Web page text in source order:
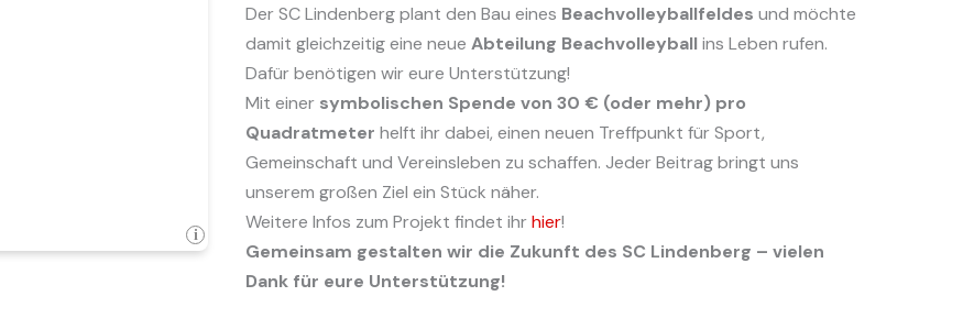
Der SC Lindenberg plant den Bau eines Beachvolleyballfeldes und möchte
damit gleichzeitig eine neue Abteilung Beachvolleyballins Leben rufen.
Dafür benötigen wir eure Unterstützung!
Mit einer symbolischen Spende von 30 € (oder mehr) pro
Quadratmeter helft ihr dabei, einen neuen Treffpunkt für Sport,
Gemeinschaft und Vereinsleben zu schaffen. Jeder Beitrag bringt uns
unserem großen Ziel ein Stück näher.
Weitere Infos zum Projekt findet ihrhier!
Gemeinsam gestalten wir die Zukunft des SC Lindenberg – vielen
Dank für eure Unterstützung!